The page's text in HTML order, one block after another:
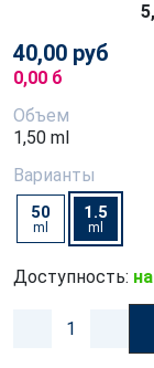
40,00 руб
0,00 б
Объем
1,50 ml
Варианты
50
ml
1.5
ml
Доступность: